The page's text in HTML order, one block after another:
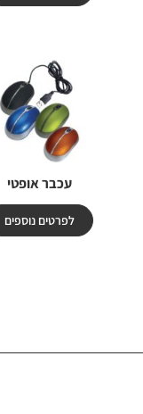
עכבר אופטי
לפרטים נוספים